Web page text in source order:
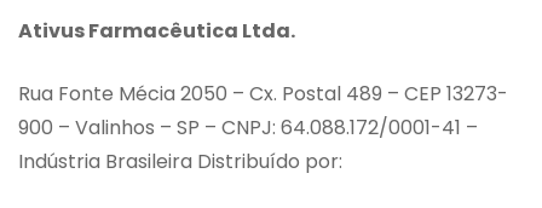
Ativus Farmacêutica Ltda.
Rua Fonte Mécia 2050 – Cx. Postal 489 – CEP 13273-
900 – Valinhos – SP – CNPJ: 64.088.172/0001-41 –
Indústria Brasileira Distribuído por: